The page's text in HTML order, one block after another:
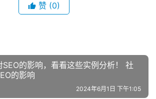
赞 (0)
的影响，看看这些实例分析！ 社
的影响
2024年6月1日 下午1:05